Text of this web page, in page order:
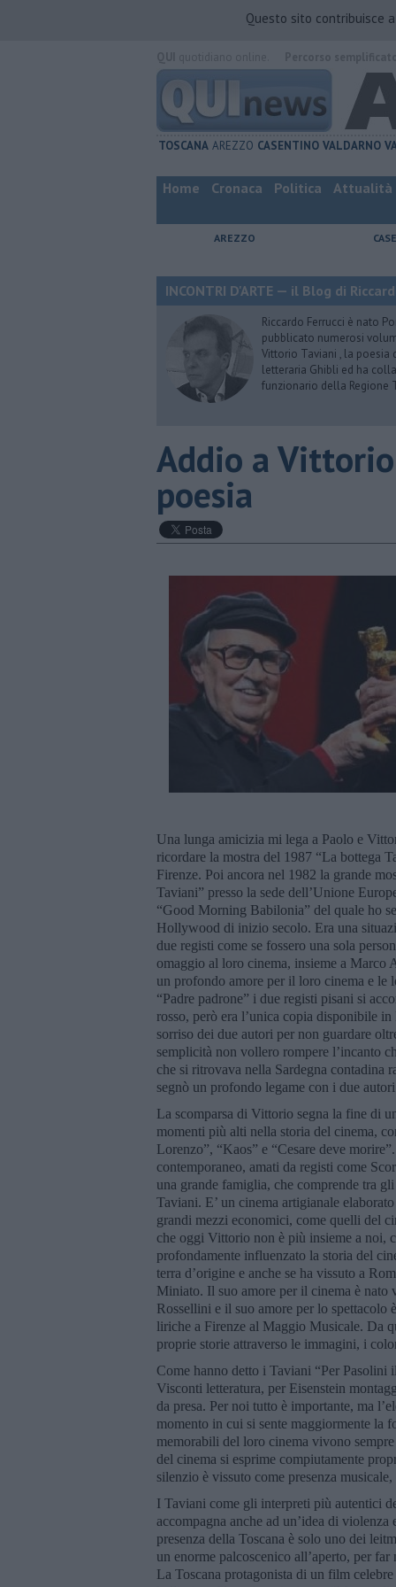
Questo sito contribuisce
TOSCANA AREZZO CASENTINO VALDARNO
Home Cronaca Politica Attualità
AREZZO
INCONTRI D'ARTE — il Blog di
Riccardo Ferrucci è nato
pubblicato numerosi
Vittorio Taviani , la poesia
letteraria Ghibli ed ha
funzionario della Regione
​Addio a
poesia
Una lunga amicizia mi lega a Paolo e
ricordare la mostra del 1987 “La bottega
Firenze. Poi ancora nel 1982 la grande
Taviani” presso la sede dell’Unione
“Good Morning Babilonia” del quale ho
Hollywood di inizio secolo. Era una
due registi come se fossero una sola
omaggio al loro cinema, insieme a Marco
un profondo amore per il loro cinema e
“Padre padrone” i due registi pisani si
rosso, però era l’unica copia disponibile
sorriso dei due autori per non guardare
semplicità non vollero rompere l’incanto
che si ritrovava nella Sardegna
segnò un profondo legame con i due
La scomparsa di Vittorio segna la fine di
momenti più alti nella storia del cinema,
Lorenzo”, “Kaos” e “Cesare deve
contemporaneo, amati da registi come
una grande famiglia, che comprende tra
Taviani. E’ un cinema artigianale
grandi mezzi economici, come quelli del
che oggi Vittorio non è più insieme a noi,
profondamente influenzato la storia del
terra d’origine e anche se ha vissuto a
Miniato. Il suo amore per il cinema è nato
Rossellini e il suo amore per lo spettacolo
liriche a Firenze al Maggio Musicale. Da
proprie storie attraverso le immagini, i
Come hanno detto i Taviani “Per Pasolini
Visconti letteratura, per Eisenstein
da presa. Per noi tutto è importante, ma
momento in cui si sente maggiormente la
memorabili del loro cinema vivono
del cinema si esprime compiutamente
silenzio è vissuto come presenza
I Taviani come gli interpreti più autentici
accompagna anche ad un’idea di
presenza della Toscana è solo uno dei
un enorme palcoscenico all’aperto, per
La Toscana protagonista di un film